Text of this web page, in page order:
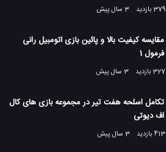
379 بازدید
3 سال پیش
مقایسه کیفیت بالا و پائین بازی اتومبیل رانی
فرمول 1
327 بازدید
3 سال پیش
تکامل اسلحه هفت تیر در مجموعه بازی های کال
اف دیوتی
413 بازدید
3 سال پیش